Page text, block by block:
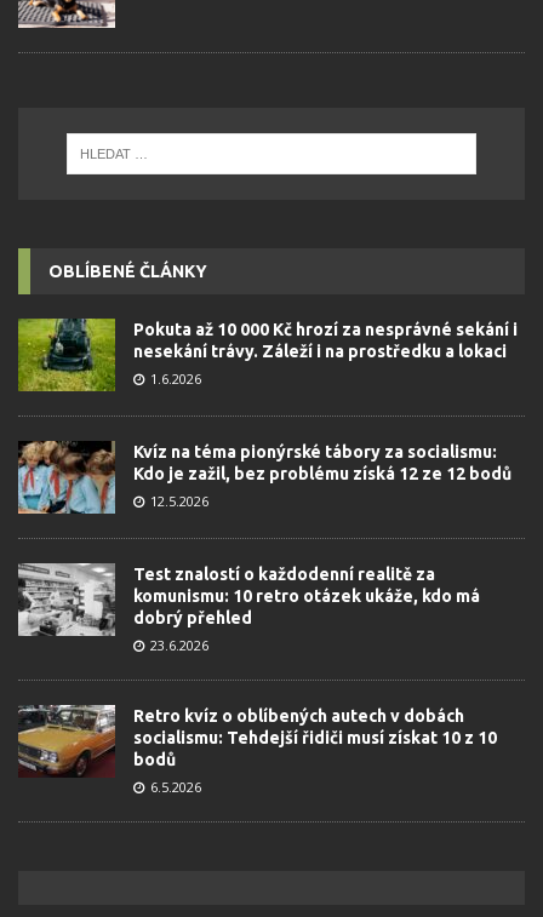
OBLÍBENÉ ČLÁNKY
Pokuta až 10 000 Kč hrozí za nesprávné sekání i
nesekání trávy. Záleží i na prostředku a lokaci
1.6.2026
Kvíz na téma pionýrské tábory za socialismu:
Kdo je zažil, bez problému získá 12 ze 12 bodů
12.5.2026
Test znalostí o každodenní realitě za
komunismu: 10 retro otázek ukáže, kdo má
dobrý přehled
23.6.2026
Retro kvíz o oblíbených autech v dobách
socialismu: Tehdejší řidiči musí získat 10 z 10
bodů
6.5.2026